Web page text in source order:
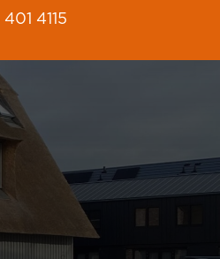
4115